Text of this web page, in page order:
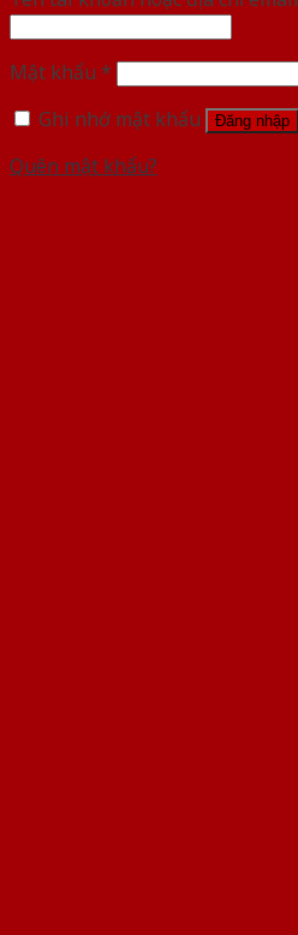
Mật khẩu *
Ghi nhớ mật khẩu
Đăng nhập
Quên mật khẩu?